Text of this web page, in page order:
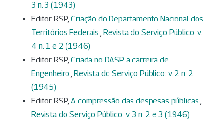
3 n. 3 (1943)
Editor RSP, Criação do Departamento Nacional dos
Territórios Federais , Revista do Serviço Público: v.
4 n. 1 e 2 (1946)
Editor RSP, Criada no DASP a carreira de
Engenheiro , Revista do Serviço Público: v. 2 n. 2
(1945)
Editor RSP, A compressão das despesas públicas ,
Revista do Serviço Público: v. 3 n. 2 e 3 (1946)